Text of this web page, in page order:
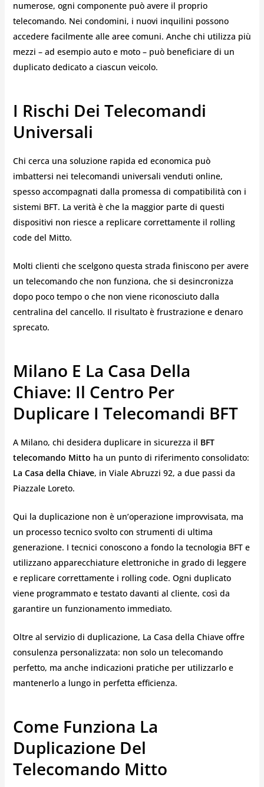
numerose, ogni componente può avere il proprio
telecomando. Nei condomini, i nuovi inquilini possono
accedere facilmente alle aree comuni. Anche chi utilizza più
mezzi – ad esempio auto e moto – può beneficiare di un
duplicato dedicato a ciascun veicolo.
I Rischi Dei Telecomandi
Universali
Chi cerca una soluzione rapida ed economica può
imbattersi nei telecomandi universali venduti online,
spesso accompagnati dalla promessa di compatibilità con i
sistemi BFT. La verità è che la maggior parte di questi
dispositivi non riesce a replicare correttamente il rolling
code del Mitto.
Molti clienti che scelgono questa strada finiscono per avere
un telecomando che non funziona, che si desincronizza
dopo poco tempo o che non viene riconosciuto dalla
centralina del cancello. Il risultato è frustrazione e denaro
sprecato.
Milano E La Casa Della
Chiave: Il Centro Per
Duplicare I Telecomandi BFT
A Milano, chi desidera duplicare in sicurezza il BFT
telecomando Mitto ha un punto di riferimento consolidato:
La Casa della Chiave, in Viale Abruzzi 92, a due passi da
Piazzale Loreto.
Qui la duplicazione non è un’operazione improvvisata, ma
un processo tecnico svolto con strumenti di ultima
generazione. I tecnici conoscono a fondo la tecnologia BFT e
utilizzano apparecchiature elettroniche in grado di leggere
e replicare correttamente i rolling code. Ogni duplicato
viene programmato e testato davanti al cliente, così da
garantire un funzionamento immediato.
Oltre al servizio di duplicazione, La Casa della Chiave offre
consulenza personalizzata: non solo un telecomando
perfetto, ma anche indicazioni pratiche per utilizzarlo e
mantenerlo a lungo in perfetta efficienza.
Come Funziona La
Duplicazione Del
Telecomando Mitto